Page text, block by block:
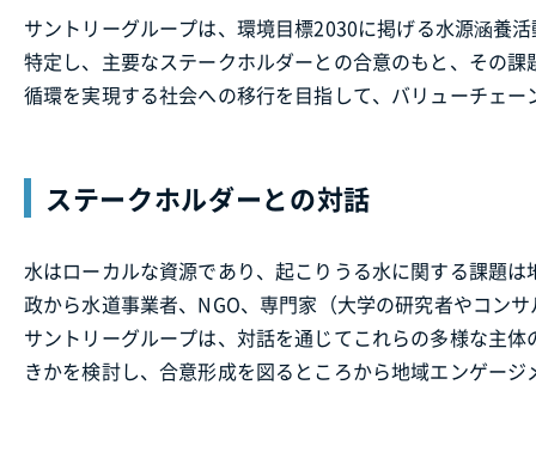
サントリーグループは、環境目標2030に掲げる水源涵養
特定し、主要なステークホルダーとの合意のもと、その
循環を実現する社会への移行を目指して、バリューチェ
ステークホルダーとの対話
水はローカルな資源であり、起こりうる水に関する課題
政から水道事業者、NGO、専門家（大学の研究者やコン
サントリーグループは、対話を通じてこれらの多様な主
きかを検討し、合意形成を図るところから地域エンゲー